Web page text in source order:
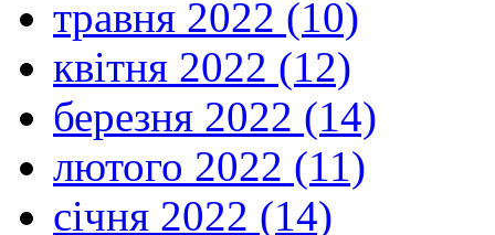
травня 2022 (10)
квітня 2022 (12)
березня 2022 (14)
лютого 2022 (11)
січня 2022 (14)